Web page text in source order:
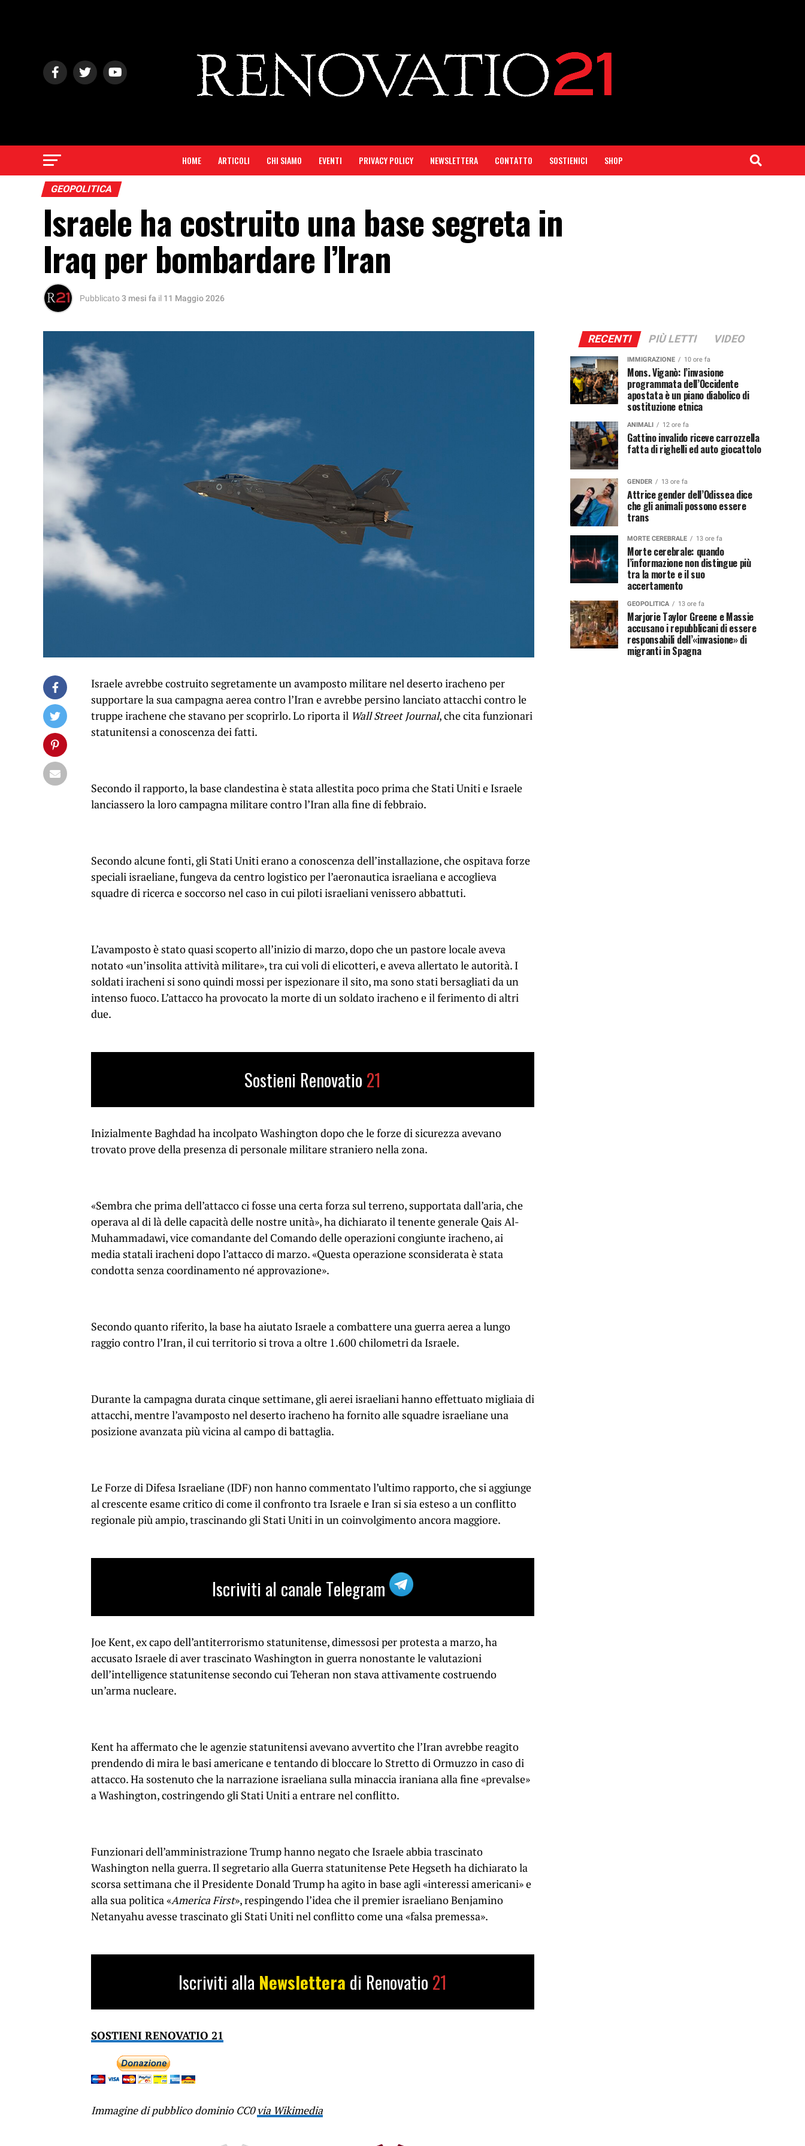
HOME ARTICOLI CHI SIAMO EVENTI PRIVACY POLICY NEWSLETTERA CONTATTO SOSTIENICI SHOP
GEOPOLITICA
Israele ha costruito una base segreta in
Iraq per bombardare l’Iran
Pubblicato3 mesi fa il 11 Maggio 2026
Israele avrebbe costruito segretamente un avamposto militare nel deserto iracheno per
supportare la sua campagna aerea contro l’Iran e avrebbe persino lanciato attacchi contro le
truppe irachene che stavano per scoprirlo. Lo riporta il Wall Street Journal, che cita funzionari
statunitensi a conoscenza dei fatti.
Secondo il rapporto, la base clandestina è stata allestita poco prima che Stati Uniti e Israele
lanciassero la loro campagna militare contro l’Iran alla fine di febbraio.
Secondo alcune fonti, gli Stati Uniti erano a conoscenza dell’installazione, che ospitava forze
speciali israeliane, fungeva da centro logistico per l’aeronautica israeliana e accoglieva
squadre di ricerca e soccorso nel caso in cui piloti israeliani venissero abbattuti.
L’avamposto è stato quasi scoperto all’inizio di marzo, dopo che un pastore locale aveva
notato «un’insolita attività militare», tra cui voli di elicotteri, e aveva allertato le autorità. I
soldati iracheni si sono quindi mossi per ispezionare il sito, ma sono stati bersagliati da un
intenso fuoco. L’attacco ha provocato la morte di un soldato iracheno e il ferimento di altri
due.
Sostieni Renovatio 21
Inizialmente Baghdad ha incolpato Washington dopo che le forze di sicurezza avevano
trovato prove della presenza di personale militare straniero nella zona.
«Sembra che prima dell’attacco ci fosse una certa forza sul terreno, supportata dall’aria, che
operava al di là delle capacità delle nostre unità», ha dichiarato il tenente generale Qais Al-
Muhammadawi, vice comandante del Comando delle operazioni congiunte iracheno, ai
media statali iracheni dopo l’attacco di marzo. «Questa operazione sconsiderata è stata
condotta senza coordinamento né approvazione».
Secondo quanto riferito, la base ha aiutato Israele a combattere una guerra aerea a lungo
raggio contro l’Iran, il cui territorio si trova a oltre 1.600 chilometri da Israele.
Durante la campagna durata cinque settimane, gli aerei israeliani hanno effettuato migliaia di
attacchi, mentre l’avamposto nel deserto iracheno ha fornito alle squadre israeliane una
posizione avanzata più vicina al campo di battaglia.
Le Forze di Difesa Israeliane (IDF) non hanno commentato l’ultimo rapporto, che si aggiunge
al crescente esame critico di come il confronto tra Israele e Iran si sia esteso a un conflitto
regionale più ampio, trascinando gli Stati Uniti in un coinvolgimento ancora maggiore.
Iscriviti al canale Telegram
Joe Kent, ex capo dell’antiterrorismo statunitense, dimessosi per protesta a marzo, ha
accusato Israele di aver trascinato Washington in guerra nonostante le valutazioni
dell’intelligence statunitense secondo cui Teheran non stava attivamente costruendo
un’arma nucleare.
Kent ha affermato che le agenzie statunitensi avevano avvertito che l’Iran avrebbe reagito
prendendo di mira le basi americane e tentando di bloccare lo Stretto di Ormuzzo in caso di
attacco. Ha sostenuto che la narrazione israeliana sulla minaccia iraniana alla fine «prevalse»
a Washington, costringendo gli Stati Uniti a entrare nel conflitto.
Funzionari dell’amministrazione Trump hanno negato che Israele abbia trascinato
Washington nella guerra. Il segretario alla Guerra statunitense Pete Hegseth ha dichiarato la
scorsa settimana che il Presidente Donald Trump ha agito in base agli «interessi americani» e
alla sua politica «America First», respingendo l’idea che il premier israeliano Benjamino
Netanyahu avesse trascinato gli Stati Uniti nel conflitto come una «falsa premessa».
Iscriviti alla Newslettera di Renovatio 21
SOSTIENI RENOVATIO 21
Immagine di pubblico dominio CC0via Wikimedia
RECENTI PIÙ LETTI VIDEO
IMMIGRAZIONE 10 ore fa
Mons. Viganò: l’invasione
programmata dell’Occidente
apostata è un piano diabolico di
sostituzione etnica
ANIMALI 12 ore fa
Gattino invalido riceve carrozzella
fatta di righelli ed auto giocattolo
GENDER 13 ore fa
Attrice gender dell’Odissea dice
che gli animali possono essere
trans
MORTE CEREBRALE 13 ore fa
Morte cerebrale: quando
l’informazione non distingue più
tra la morte e il suo
accertamento
GEOPOLITICA 13 ore fa
Marjorie Taylor Greene e Massie
accusano i repubblicani di essere
responsabili dell’«invasione» di
migranti in Spagna